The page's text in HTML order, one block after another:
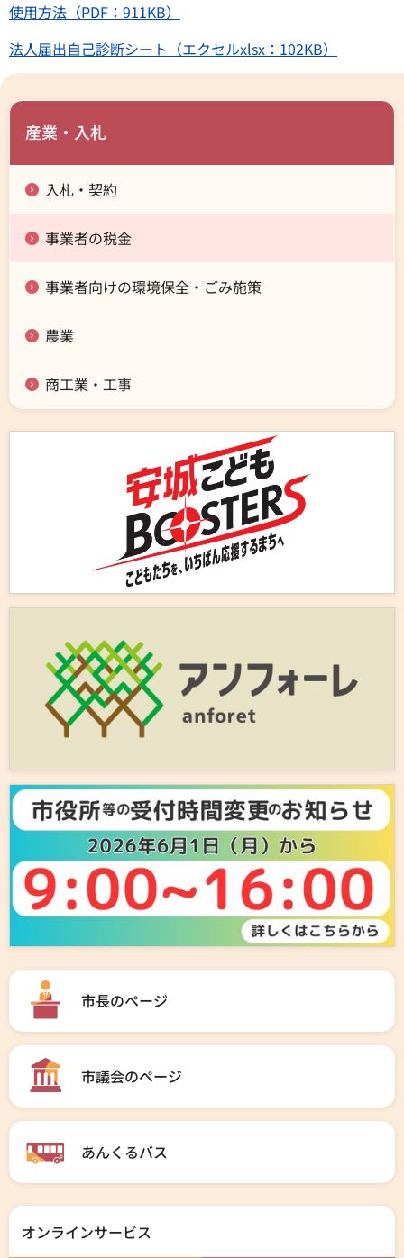
使用方法（PDF：911KB）
法人届出自己診断シート（エクセルxlsx：102KB）
産業・入札
入札・契約
事業者の税金
事業者向けの環境保全・ごみ施策
農業
商工業・工事
市長のページ
市議会のページ
あんくるバス
オンラインサービス